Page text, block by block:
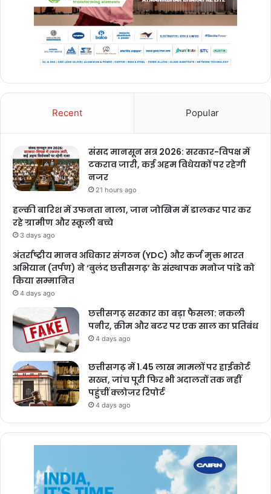
Recent Popular
संसद मानसून सत्र 2026: सरकार-विपक्ष में
टकराव जारी, कई अहम विधेयकों पर रहेगी
नजर
21 hours ago
हल्की बारिश में उफनता नाला, जान जोखिम में डालकर पार कर
रहे ग्रामीण और स्कूली बच्चे
3 days ago
अंतर्राष्ट्रीय मानव अधिकार संगठन (YDC) और कर्ज मुक्त भारत
अभियान (तर्पण) ने ‘बुलंद छत्तीसगढ़’ के संस्थापक मनोज पांडे को
किया सम्मानित
4 days ago
छत्तीसगढ़ सरकार का बड़ा फैसला: नकली
पनीर, क्रीम और बटर पर एक साल का प्रतिबंध
4 days ago
छत्तीसगढ़ में 1.45 लाख मामलों पर हाईकोर्ट
सख्त, जांच पूरी फिर भी अदालतों तक नहीं
पहुंचीं क्लोजर रिपोर्ट
4 days ago